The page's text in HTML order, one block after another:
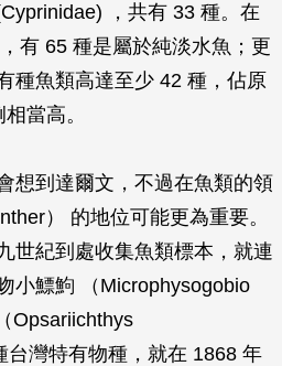
，共有 33 種。在
有 65 種是屬於純淡水魚；更
種魚類高達至少 42 種，佔原
當高。
想到達爾文，不過在魚類的領
） 的地位可能更為重要。
世紀到處收集魚類標本，就連
小鰾鮈 （ Microphysogobio
Opsariichthys
台灣特有物種，就在 1868 年